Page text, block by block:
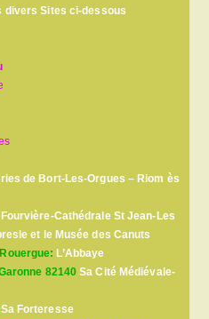
divers Sites ci-dessous
de Bort-Les-Orgues – Riom ès
Cathédrale St Jean-Les
et le Musée des Canuts
L’Abbaye
82140 Sa Cité Médiévale-
Sa Forteresse